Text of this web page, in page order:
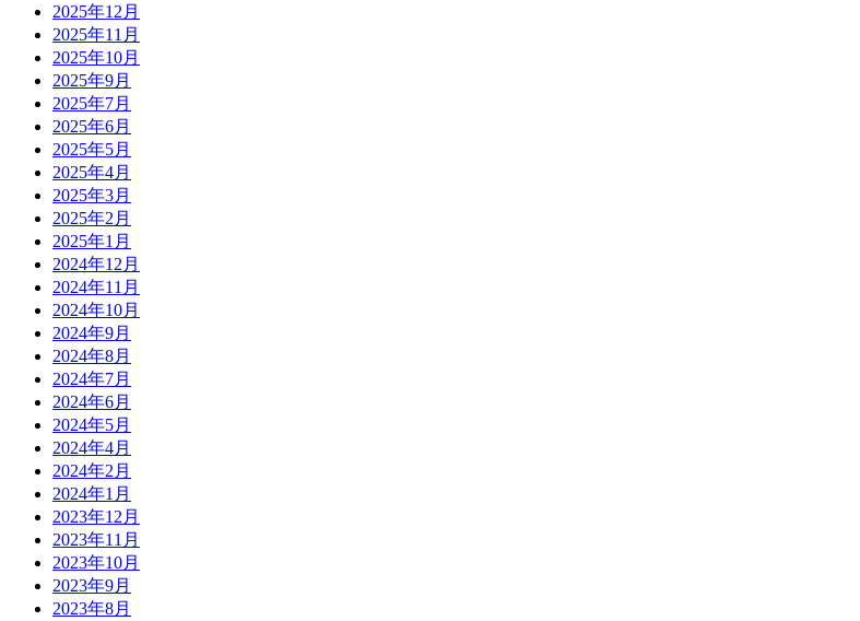
2025年12月
2025年11月
2025年10月
2025年9月
2025年7月
2025年6月
2025年5月
2025年4月
2025年3月
2025年2月
2025年1月
2024年12月
2024年11月
2024年10月
2024年9月
2024年8月
2024年7月
2024年6月
2024年5月
2024年4月
2024年2月
2024年1月
2023年12月
2023年11月
2023年10月
2023年9月
2023年8月